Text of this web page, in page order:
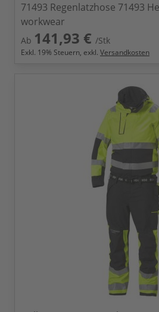
71493 Regenlatzhose 71493
workwear
Ab 141,93 € /Stk
Exkl. 19% Steuern, exkl. Versandkosten